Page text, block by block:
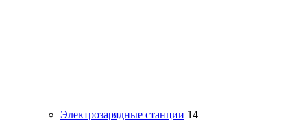
Электрозарядные станции 14